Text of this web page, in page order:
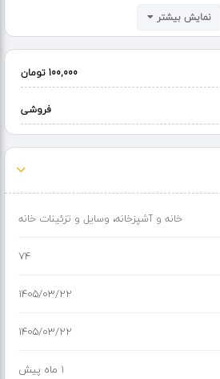
نمایش بیشتر
100,000 تومان
فروشی
خانه و آشپزخانه، وسایل و تزئینات خانه
74
۱۴۰۵/۰۳/۲۲
۱۴۰۵/۰۳/۲۲
1 ماه پیش